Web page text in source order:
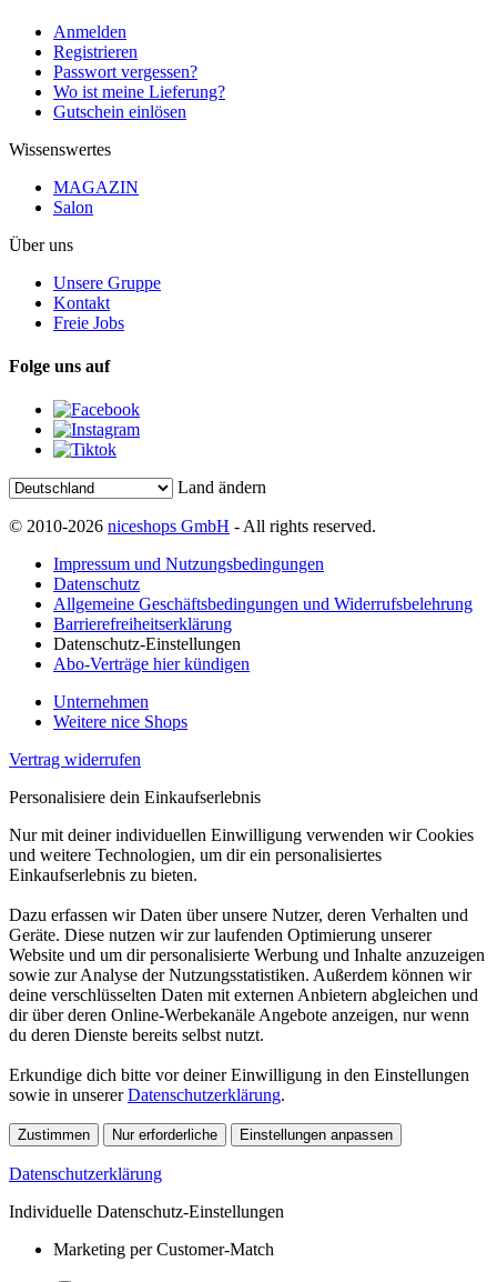
Anmelden
Registrieren
Passwort vergessen?
Wo ist meine Lieferung?
Gutschein einlösen
Wissenswertes
MAGAZIN
Salon
Über uns
Unsere Gruppe
Kontakt
Freie Jobs
Folge uns auf
Land ändern
© 2010-2026 niceshops GmbH - All rights reserved.
Impressum und Nutzungsbedingungen
Datenschutz
Allgemeine Geschäftsbedingungen und Widerrufsbelehrung
Barrierefreiheitserklärung
Datenschutz-Einstellungen
Abo-Verträge hier kündigen
Unternehmen
Weitere nice Shops
Vertrag widerrufen
Personalisiere dein Einkaufserlebnis
Nur mit deiner individuellen Einwilligung verwenden wir Cookies
und weitere Technologien, um dir ein personalisiertes
Einkaufserlebnis zu bieten.
Dazu erfassen wir Daten über unsere Nutzer, deren Verhalten und
Geräte. Diese nutzen wir zur laufenden Optimierung unserer
Website und um dir personalisierte Werbung und Inhalte anzuzeigen
sowie zur Analyse der Nutzungsstatistiken. Außerdem können wir
deine verschlüsselten Daten mit externen Anbietern abgleichen und
dir über deren Online-Werbekanäle Angebote anzeigen, nur wenn
du deren Dienste bereits selbst nutzt.
Erkundige dich bitte vor deiner Einwilligung in den Einstellungen
sowie in unsererDatenschutzerklärung.
Zustimmen Nur erforderliche Einstellungen anpassen
Datenschutzerklärung
Individuelle Datenschutz-Einstellungen
Marketing per Customer-Match